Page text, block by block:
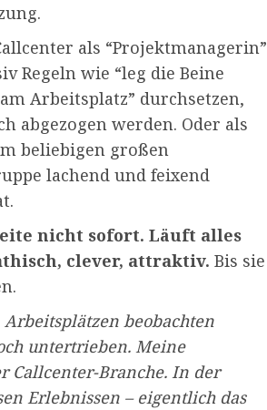
als “Projektmanagerin”
Regeln wie “leg die Beine
Arbeitsplatz” durchsetzen,
abgezogen werden. Oder als
beliebigen großen
lachend und feixend
nicht sofort. Läuft alles
clever, attraktiv. Bis sie
beobachten
untertrieben. Meine
Callcenter-Branche. In der
Erlebnissen – eigentlich das